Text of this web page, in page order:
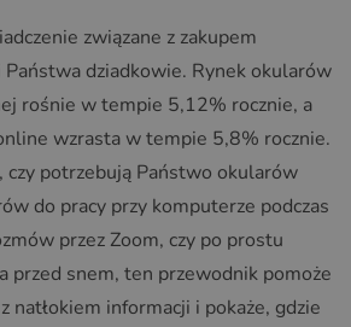
związane z zakupem
dziadkowie. Rynek okularów
rośnie w tempie 5,12% rocznie, a
wzrasta w tempie 5,8% rocznie.
czy potrzebują Państwo okularów
do pracy przy komputerze podczas
przez Zoom, czy po prostu
przed snem, ten przewodnik pomoże
natłokiem informacji i pokaże, gdzie